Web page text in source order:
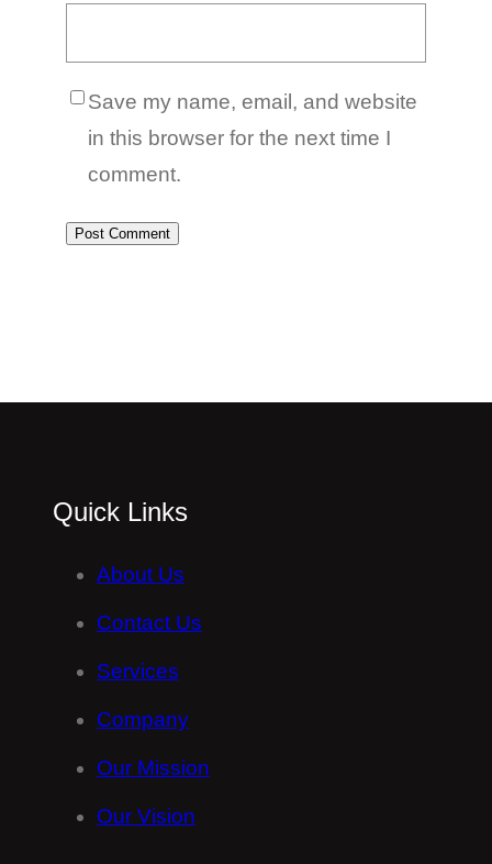
Save my name, email, and website
in this browser for the next time I
comment.
Quick Links
About Us
Contact Us
Services
Company
Our Mission
Our Vision